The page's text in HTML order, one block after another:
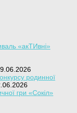
«акТИвні»
родинної
гри «Сокіл»